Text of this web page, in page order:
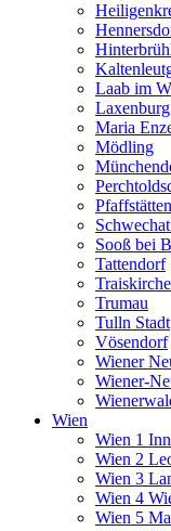
Laab im
Laxenburg
Maria
Mödling
Pfaffstätten
Sooß bei
Tattendorf
Trumau
Tulln Stadt
Vösendorf
Wiener
Wiener-
Wien
Wien 1
Wien 2
Wien 3
Wien 4
Wien 5